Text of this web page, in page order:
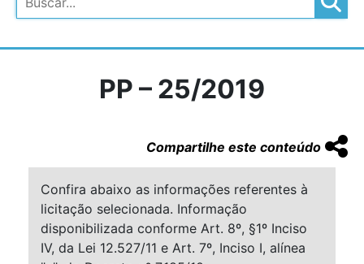
PP – 25/2019
Compartilhe este conteúdo
Confira abaixo as informações referentes à
licitação selecionada. Informação
disponibilizada conforme Art. 8º, §1º Inciso
IV, da Lei 12.527/11 e Art. 7º, Inciso I, alínea